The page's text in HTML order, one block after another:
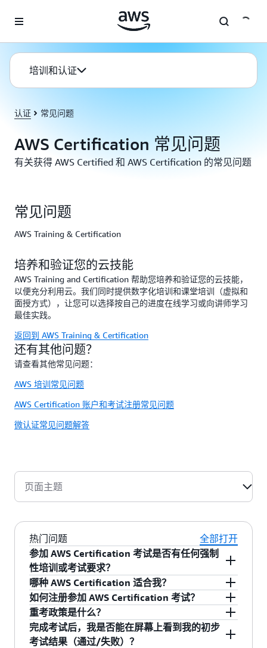
培训和认证
认证 常见问题
AWS Certification 常见问题
有关获得 AWS Certified 和 AWS Certification 的常见问题
常见问题
AWS Training & Certification
培养和验证您的云技能
AWS Training and Certification 帮助您培养和验证您的云技能，
以便充分利用云。我们同时提供数字化培训和课堂培训（虚拟和
面授方式），让您可以选择按自己的进度在线学习或向讲师学习
最佳实践。
返回到 AWS Training & Certification
还有其他问题？
请查看其他常见问题：
AWS 培训常见问题
AWS Certification 账户和考试注册常见问题
微认证常见问题解答
页面主题
热门问题
全部打开
参加 AWS Certification 考试是否有任何强制
性培训或考试要求？
参加培训只是对您的认证准备工作的建议，不是
完成认证的必要条件。 前往AWS Skill Builder
，
查找适合您的学习计划。
哪种 AWS Certification 适合我？
单击此处了解各种 AWS Certification 考试。要了
解有关 AWS Certification 权益的更多信息，请访
问此处。
如何注册参加 AWS Certification 考试？
要注册考试，请登录
并单击顶部导航
中的“认证”。然后，依次单击“AWS Certification
Account”（AWS Certification 账户）按钮和
重考政策是什么？
如果您未通过考试，必须等待 14 个日历日才能重
考。重考次数没有限制，但每次重考都必须全额
完成考试后，我是否能在屏幕上看到我的初步
考试结果（通过/失败）？